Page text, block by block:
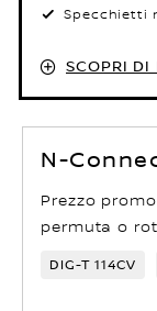
Specchietti
SCOPRI DI
N-
Prezzo
permuta o
DIG-T 114CV